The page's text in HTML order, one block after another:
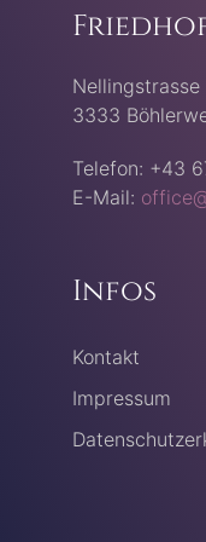
Nellingstrasse
3333
Telefon: +43
E-Mail:
Infos
Kontakt
Impressum